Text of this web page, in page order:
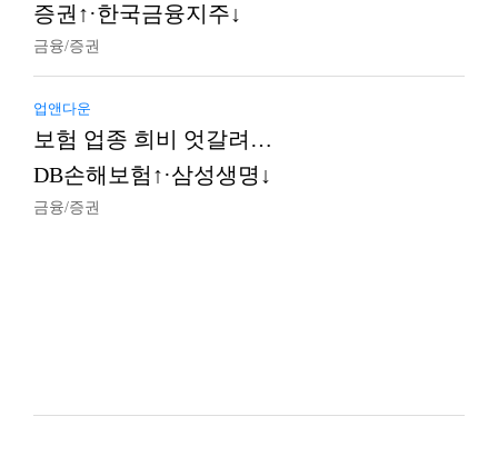
증권↑·한국금융지주↓
금융/증권
업앤다운
보험 업종 희비 엇갈려…
DB손해보험↑·삼성생명↓
금융/증권